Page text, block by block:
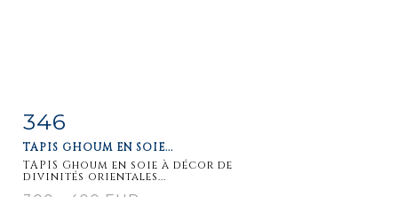
Item detail
346
TAPIS GHOUM EN SOIE...
TAPIS Ghoum en soie à décor de
divinités orientales...